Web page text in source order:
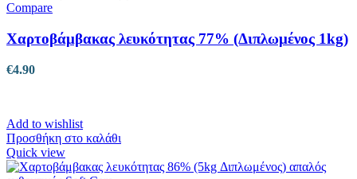
Compare
Χαρτοβάμβακας λευκότητας 77% (Διπλωμένος 1kg)
€4.90
Add to wishlist
Προσθήκη στο καλάθι
Quick view